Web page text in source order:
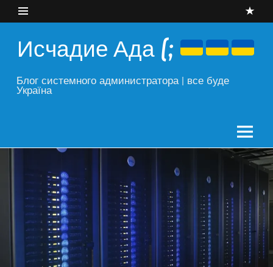
content
Исчадие Ада (;
Блог системного администратора | все буде
Україна